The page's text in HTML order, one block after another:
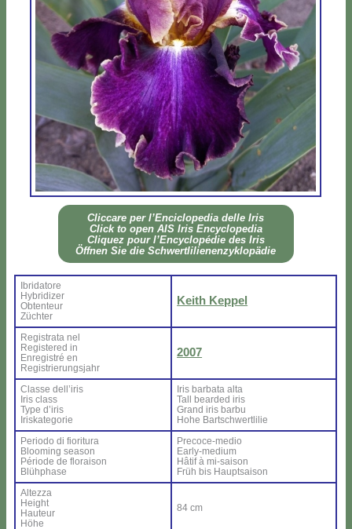
Clic­ca­re per l’En­ci­clo­pe­dia del­le Iris
Click to open AIS Iris En­cy­clo­pe­dia
Cli­quez pour l’En­cy­clo­pé­die des Iris
Öff­nen Sie die Sch­wer­tli­lie­nen­zy­klo­pä­die
Ibri­da­to­re
Hy­bri­di­zer
Ob­ten­teur
Zü­ch­ter
Keith Kep­pel
Re­gi­stra­ta nel
Re­gi­ste­red in
En­re­gi­stré en
Re­gi­strie­rung­sjahr
2007
Clas­se del­l’i­ris
Iris class
Ty­pe d’i­ris
Iri­ska­te­go­rie
Iris bar­ba­ta al­ta
Tall bear­ded iris
Grand iris bar­bu
Ho­he Bar­ts­ch­wer­tli­lie
Pe­rio­do di fio­ri­tu­ra
Bloo­ming sea­son
Pé­rio­de de flo­rai­son
Blü­h­pha­se
Pre­co­ce-me­dio
Ear­ly-me­dium
Hâ­tif à mi-sai­son
Früh bis Haup­tsai­son
Al­tez­za
Height
Hau­teur
Hö­he
84 cm